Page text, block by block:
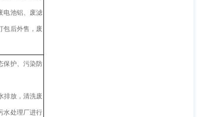
电池铝、废滤
包后外售，废
保护、污染防
排放，清洗废
水处理厂进行